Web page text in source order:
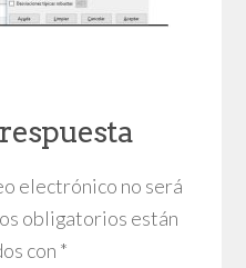
electrónico no será
obligatorios están
con *